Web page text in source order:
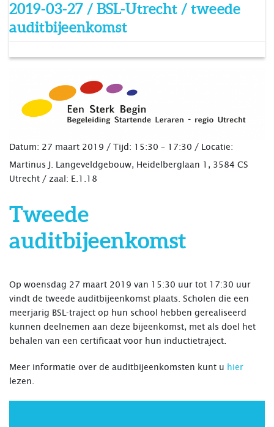
2019-03-27 / BSL-Utrecht / tweede
auditbijeenkomst
Datum: 27 maart 2019 / Tijd: 15:30 – 17:30 / Locatie:
Martinus J. Langeveldgebouw, Heidelberglaan 1, 3584 CS
Utrecht / zaal: E.1.18
Tweede
auditbijeenkomst
Op woensdag 27 maart 2019 van 15:30 uur tot 17:30 uur
vindt de tweede auditbijeenkomst plaats. Scholen die een
meerjarig BSL-traject op hun school hebben gerealiseerd
kunnen deelnemen aan deze bijeenkomst, met als doel het
behalen van een certificaat voor hun inductietraject.
Meer informatie over de auditbijeenkomsten kunt u hier
lezen.